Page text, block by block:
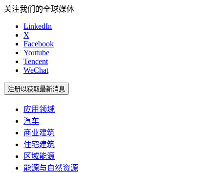
关注我们的全球媒体
LinkedIn
X
Facebook
Youtube
Tencent
WeChat
注册以获取最新消息
应用领域
汽车
商业建筑
住宅建筑
区域能源
能源与自然资源